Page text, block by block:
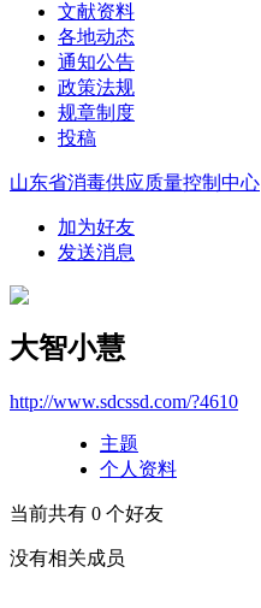
文献资料
各地动态
通知公告
政策法规
规章制度
投稿
山东省消毒供应质量控制中心
加为好友
发送消息
大智小慧
http://www.sdcssd.com/?4610
主题
个人资料
当前共有 0 个好友
没有相关成员